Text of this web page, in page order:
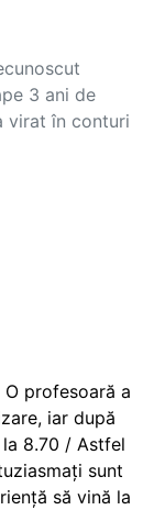
3 ani de
virat în conturi
profesoară a
iar după
8.70 / Astfel
sunt
să vină la